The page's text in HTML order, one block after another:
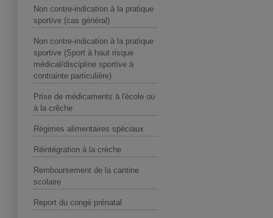
Non contre-indication à la pratique
sportive (cas général)
Non contre-indication à la pratique
sportive (Sport à haut risque
médical/discipline sportive à
contrainte particulière)
Prise de médicaments à l'école ou
à la crêche
Régimes alimentaires spéciaux
Réintégration à la crèche
Remboursement de la cantine
scolaire
Report du congé prénatal